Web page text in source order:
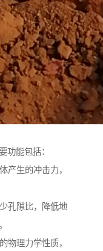
功能包括：
产生的冲击力，
孔隙比，降低地
物理力学性质，